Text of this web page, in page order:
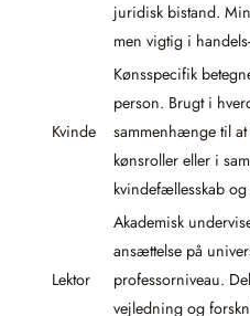
juridisk bistand.
men vigtig i
Kvinde
Kønsspecifik
person. Brugt i
sammenhænge til
kønsroller eller i
kvindefællesskab og
Lektor
Akademisk
ansættelse på
professorniveau.
vejledning og